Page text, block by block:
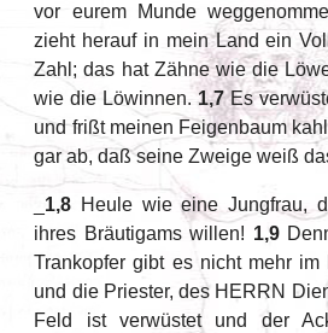
vor eurem Munde
zieht herauf in mein Land ein
Zahl; das hat Zähne wie die
wie die Löwinnen.1,7Es
und frißt meinen Feigenbaum
gar ab, daß seine Zweige weiß
1,8 Heule wie eine Jungfrau,
ihres Bräutigams willen! 1,9
Trankopfer gibt es nicht mehr
und die Priester, des HERRN
Feld ist verwüstet und der